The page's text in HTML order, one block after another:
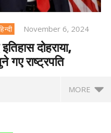
November 6, 2024
दोहराया,
गए राष्‍ट्रपति
MORE